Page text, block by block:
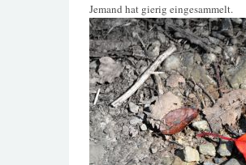
Jemand hat gierig eingesammelt.